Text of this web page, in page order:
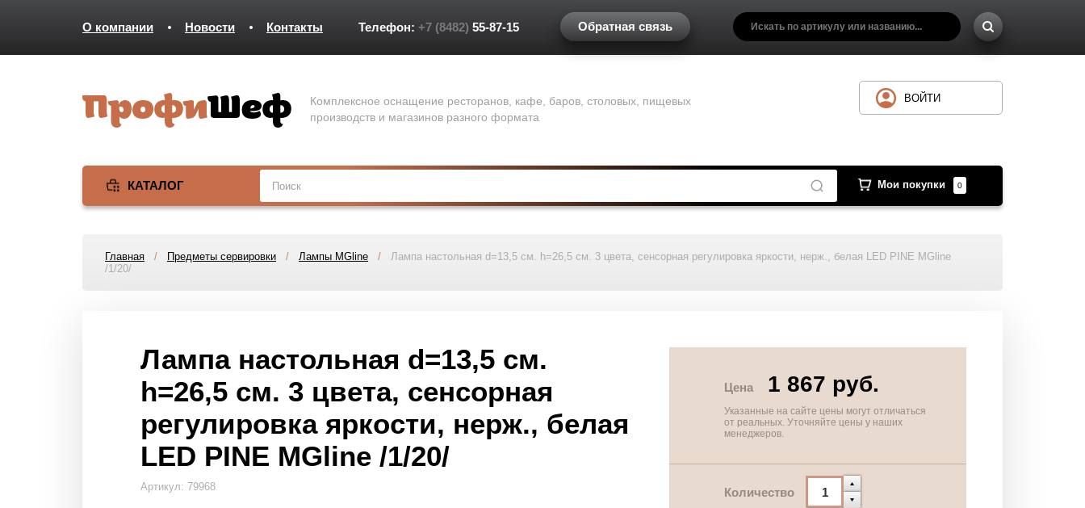
О компании Новости Контакты Телефон: +7 (8482) 55-87-15 Обратная связь
Комплексное оснащение ресторанов, кафе, баров, столовых, пищевых
производств и магазинов разного формата
КАТАЛОГ Мои покупки 0
ВОЙТИ
Главная / Предметы сервировки / Лампы MGline / Лампа настольная d=13,5 см. h=26,5 см. 3 цвета, сенсорная регулировка яркости, нерж., белая LED PINE MGline
/1/20/
Лампа настольная d=13,5 см.
h=26,5 см. 3 цвета, сенсорная
регулировка яркости, нерж., белая
LED PINE MGline /1/20/
Артикул: 79968
Цена 1 867 руб.
Указанные на сайте цены могут отличаться
от реальных. Уточняйте цены у наших
менеджеров.
Количество